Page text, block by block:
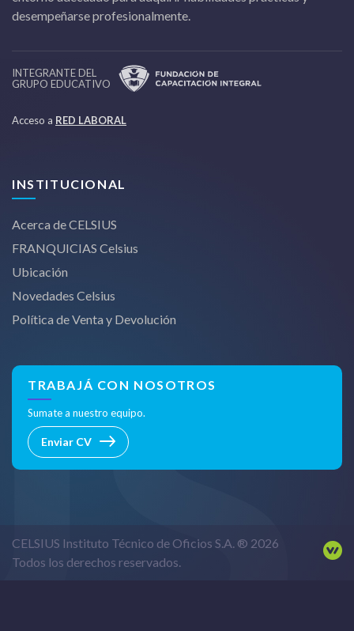
desempeñarse profesionalmente.
INTEGRANTE DEL
GRUPO EDUCATIVO
Acceso a RED LABORAL
INSTITUCIONAL
Acerca de CELSIUS
FRANQUICIAS Celsius
Ubicación
Novedades Celsius
Política de Venta y Devolución
TRABAJÁ CON NOSOTROS
Sumate a nuestro equipo.
Enviar CV
CELSIUS Instituto Técnico de Oficios S.A. ® 2026
Todos los derechos reservados.